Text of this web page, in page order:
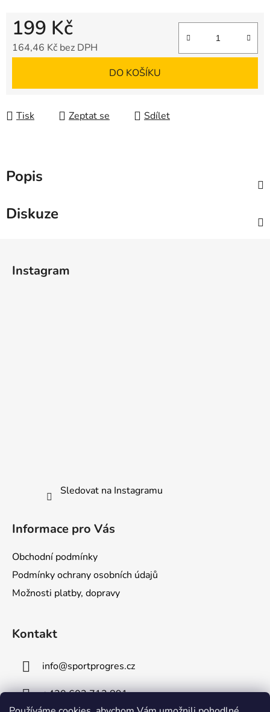
199 Kč
164,46 Kč bez DPH
DO KOŠÍKU
Tisk Zeptat se Sdílet
Popis
Diskuze
Instagram
Sledovat na Instagramu
Informace pro Vás
Obchodní podmínky
Podmínky ochrany osobních údajů
Možnosti platby, dopravy
Kontakt
info@sportprogres.cz
+420 602 713 891